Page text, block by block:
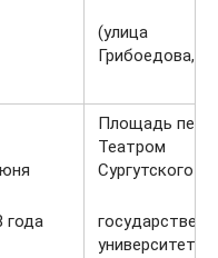
(улица
Грибоедова,
года
Площадь
Театром
Сургутского
университета